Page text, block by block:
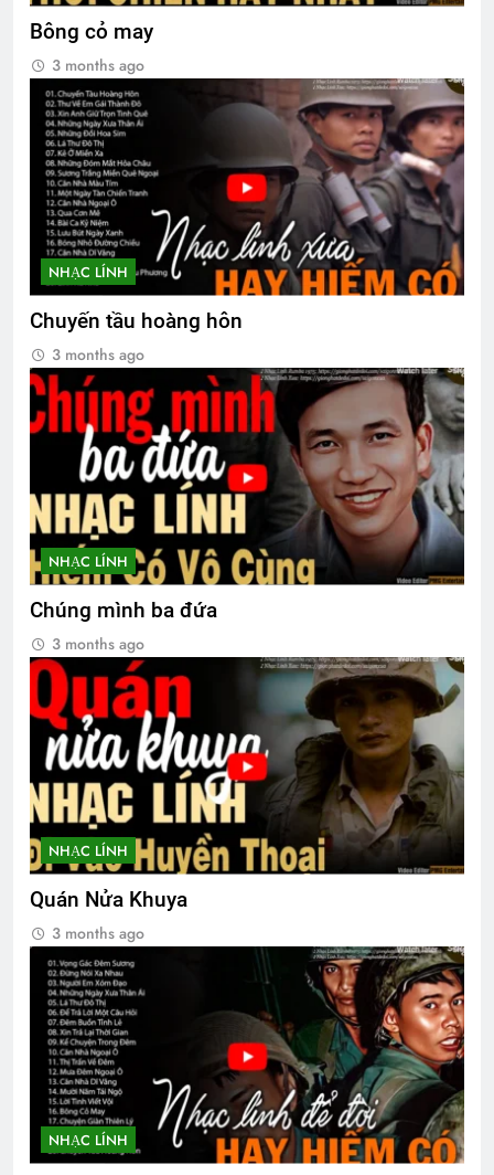
Bông cỏ may
3 months ago
NHẠC LÍNH
Chuyến tầu hoàng hôn
3 months ago
NHẠC LÍNH
Chúng mình ba đứa
3 months ago
NHẠC LÍNH
Quán Nửa Khuya
3 months ago
NHẠC LÍNH